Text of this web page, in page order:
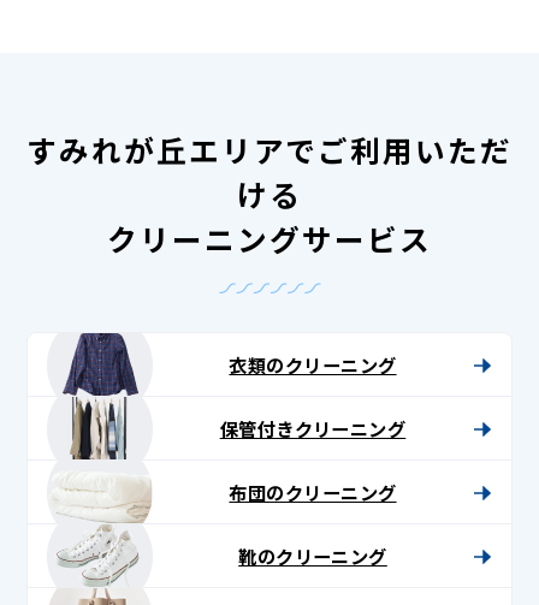
すみれが丘エリアでご利用いただ
ける
クリーニングサービス
衣類のクリーニング
保管付きクリーニング
布団のクリーニング
靴のクリーニング